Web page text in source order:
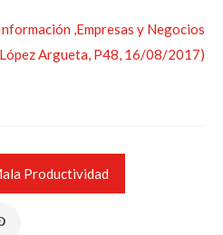
,Empresas y Negocios
Argueta, P48, 16/08/2017)
Productividad